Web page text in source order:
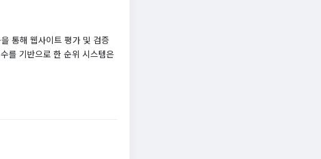
통해 웹사이트 평가 및 검증
를 기반으로 한 순위 시스템은